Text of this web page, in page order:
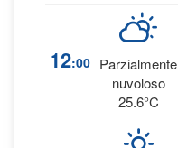
12:00 Parzialmente
nuvoloso
25.6°C